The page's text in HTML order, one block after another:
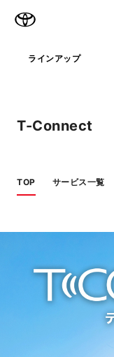
ラインアップ
T-Connect
TOP サービス一覧